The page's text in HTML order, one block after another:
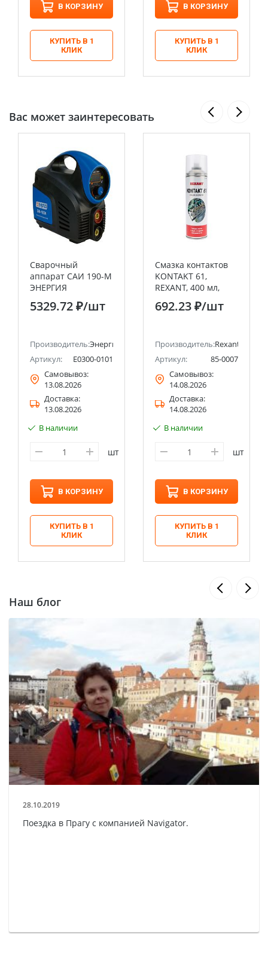
В КОРЗИНУ
КУПИТЬ В 1
КЛИК
В КОРЗИНУ
КУПИТЬ В 1
КЛИК
Вас может заинтересовать
Сварочный
аппарат САИ 190-М
ЭНЕРГИЯ
5329.72 ₽/шт
Производитель:Энергия
Артикул:
Е0300-0101
Самовывоз:
13.08.2026
Доставка:
13.08.2026
В наличии
шт
В КОРЗИНУ
КУПИТЬ В 1
КЛИК
Смазка контактов
KONTAKT 61,
REXANT, 400 мл,
692.23 ₽/шт
Производитель:Rexant
Артикул:
85-0007
Самовывоз:
14.08.2026
Доставка:
14.08.2026
В наличии
шт
В КОРЗИНУ
КУПИТЬ В 1
КЛИК
Наш блог
28.10.2019
Поездка в Прагу с компанией Navigator.